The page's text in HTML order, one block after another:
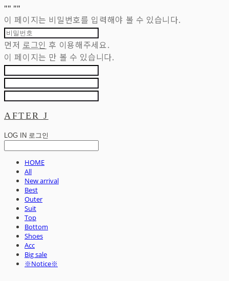
"" ""
이 페이지는 비밀번호를 입력해야 볼 수 있습니다.
먼저 로그인 후 이용해주세요.
이 페이지는 만 볼 수 있습니다.
AFTER J
LOG IN 로그인
HOME
All
New arrival
Best
Outer
Suit
Top
Bottom
Shoes
Acc
Big sale
※Notice※